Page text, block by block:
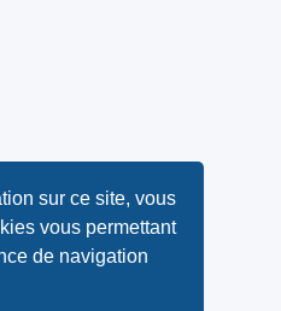
sur ce site, vous
vous permettant
de navigation